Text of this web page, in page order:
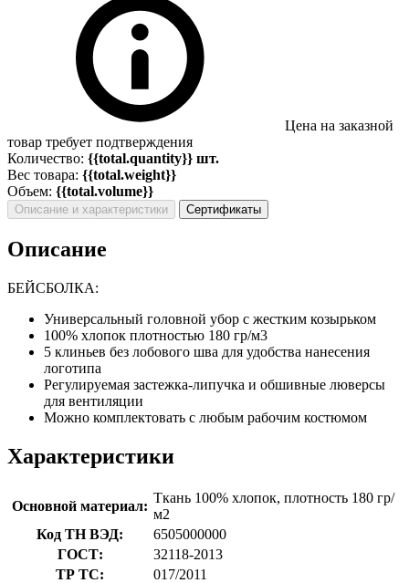
Цена на заказной
товар требует подтверждения
Количество: {{total.quantity}} шт.
Вес товара: {{total.weight}}
Объем: {{total.volume}}
Описание и характеристики Сертификаты
Описание
БЕЙСБОЛКА:
Универсальный головной убор с жестким козырьком
100% хлопок плотностью 180 гр/м3
5 клиньев без лобового шва для удобства нанесения
логотипа
Регулируемая застежка-липучка и обшивные люверсы
для вентиляции
Можно комплектовать с любым рабочим костюмом
Характеристики
Основной материал:
Ткань 100% хлопок, плотность 180 гр/
м2
Код ТН ВЭД:
6505000000
ГОСТ:
32118-2013
ТР ТС:
017/2011